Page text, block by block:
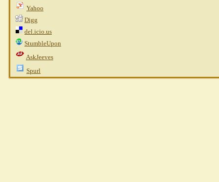
Yahoo
Digg
del.icio.us
StumbleUpon
AskJeeves
Spurl